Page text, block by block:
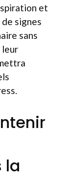
et
signes
sans
leur
la